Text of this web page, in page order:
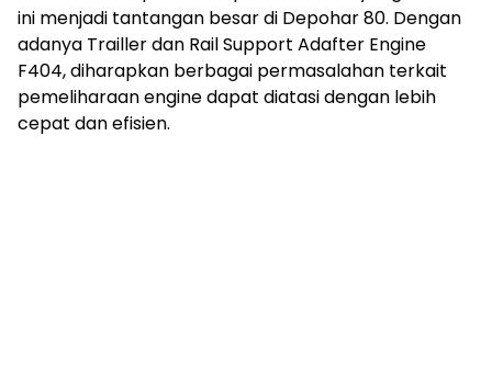
ini menjadi tantangan besar di Depohar 80. Dengan
adanya Trailler dan Rail Support Adafter Engine
F404, diharapkan berbagai permasalahan terkait
pemeliharaan engine dapat diatasi dengan lebih
cepat dan efisien.